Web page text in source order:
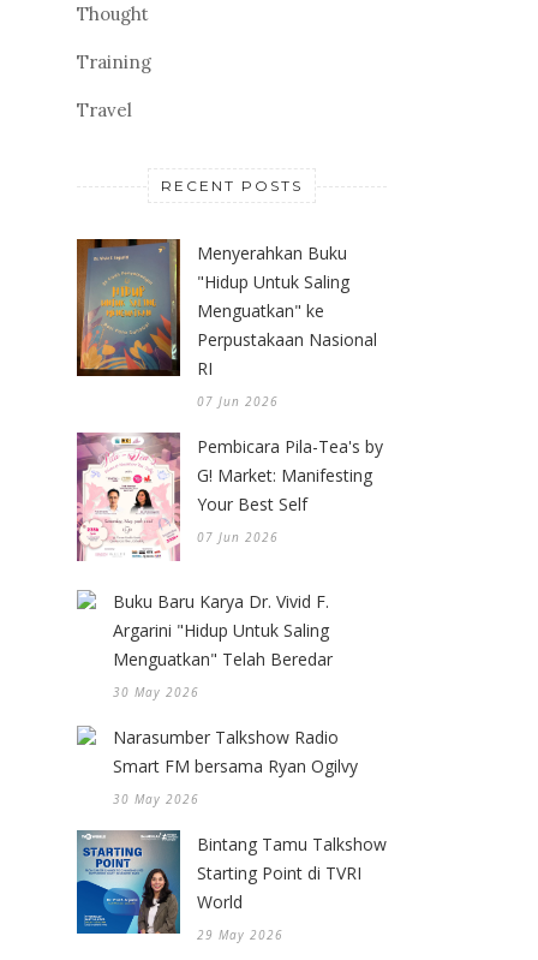
Thought
Training
Travel
RECENT POSTS
Menyerahkan Buku
"Hidup Untuk Saling
Menguatkan" ke
Perpustakaan Nasional
RI
07 Jun 2026
Pembicara Pila-Tea's by
G! Market: Manifesting
Your Best Self
07 Jun 2026
Buku Baru Karya Dr. Vivid F.
Argarini "Hidup Untuk Saling
Menguatkan" Telah Beredar
30 May 2026
Narasumber Talkshow Radio
Smart FM bersama Ryan Ogilvy
30 May 2026
Bintang Tamu Talkshow
Starting Point di TVRI
World
29 May 2026